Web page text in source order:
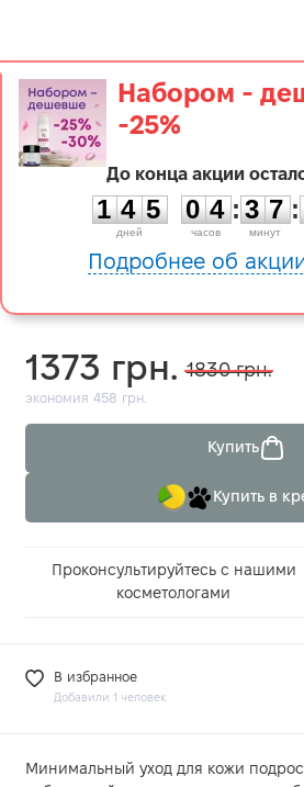
В избранное
Добавили 1 человек
Набором -
-25%
До конца акции
1
1
4
4
5
5
дней
0
0
4
4
часов
:
3
3
7
7
минут
:
Подробнее об
Минимальный уход для кожи
1373 грн. 1830 грн.
экономия 458 грн.
Купить
Купить в
Проконсультируйтесь с нашими
косметологами